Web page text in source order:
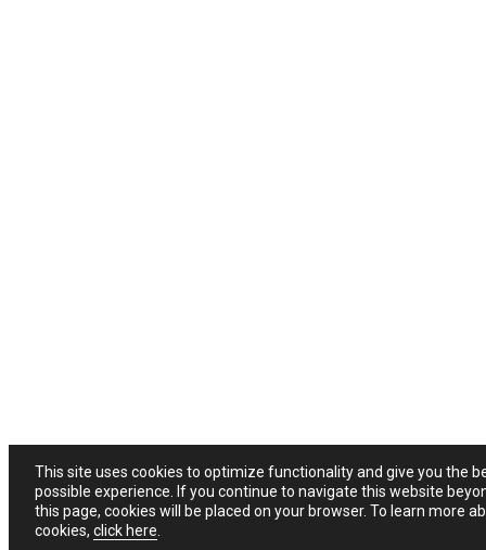
This site uses cookies to optimize functionality and give you the
possible experience. If you continue to navigate this website
this page, cookies will be placed on your browser. To learn more
cookies, click here